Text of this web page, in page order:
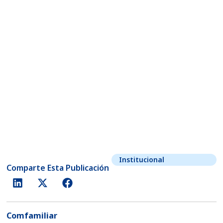
Comparte Esta Publicación
Institucional
Comfamiliar